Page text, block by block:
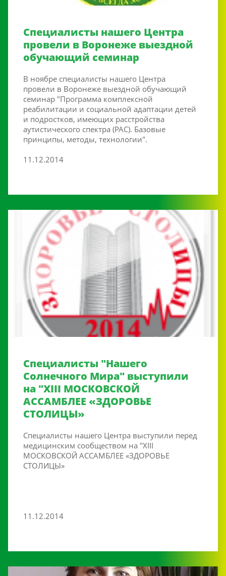
Cпециалисты нашего Центра
провели в Воронеже выездной
обучающий семинар
В ноябре специалисты нашего Центра
провели в Воронеже выездной обучающий
семинар "Программа комплексной
реабилитации и социальной адаптации детей
и подростков, имеющих расстройства
аутистического спектра (РАС). Базовые
принципы, методы, технологии".
11.12.2014
Специалисты "Нашего
Солнечного Мира" выступили
на "XIII МОСКОВСКОЙ
АССАМБЛЕЕ «ЗДОРОВЬЕ
СТОЛИЦЫ»
Специалисты нашего Центра выступили перед
медицинским сообществом на "XIII
МОСКОВСКОЙ АССАМБЛЕЕ «ЗДОРОВЬЕ
СТОЛИЦЫ»
11.12.2014